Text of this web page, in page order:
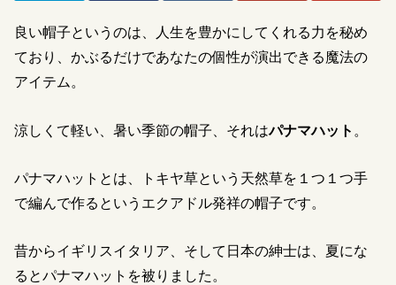
良い帽子というのは、人生を豊かにしてくれる力を秘め
ており、かぶるだけであなたの個性が演出できる魔法の
アイテム。
涼しくて軽い、暑い季節の帽子、それはパナマハット 。
パナマハットとは、トキヤ草という天然草を１つ１つ手
で編んで作るというエクアドル発祥の帽子です。
昔からイギリスイタリア、そして日本の紳士は、夏にな
るとパナマハットを被りました。